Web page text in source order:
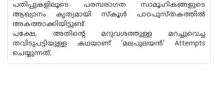
പതിപ്പുകളിലൂടെ പരമ്പരാഗത സാമൂഹികങ്ങളുടെ
ആഖ്യാനം കൃത്യമായി സ്കൂൾ പാഠപുസ്തകത്തിൽ
അകത്താക്കിയിട്ടുണ്ട്.
പക്ഷേ, അതിന്റെ മറുവശത്തുള്ള മറച്ചുവെച്ച
തവിടുപട്ടിയുള്ള കഥയാണ് ‘മലപുലയൻ’ Attempts
ചെയ്യുന്നത്.